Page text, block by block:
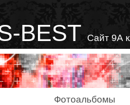
BEST Сайт 9А
Фотоальбомы